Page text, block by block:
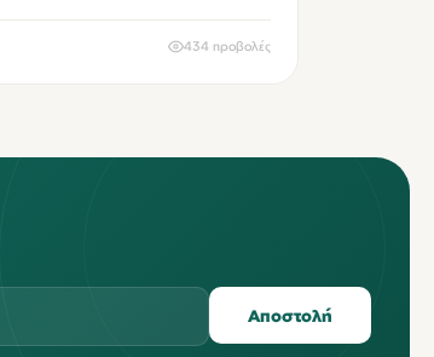
434 προβολές
Αποστολή